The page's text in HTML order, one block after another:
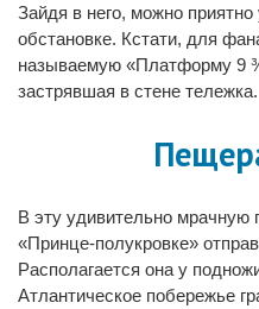
Зайдя в него, можно
обстановке. Кстати, для
называемую «Платформу 9
застрявшая в стене тележка.
В эту удивительно
«Принце-полукровке»
Располагается она у
Атлантическое побережье